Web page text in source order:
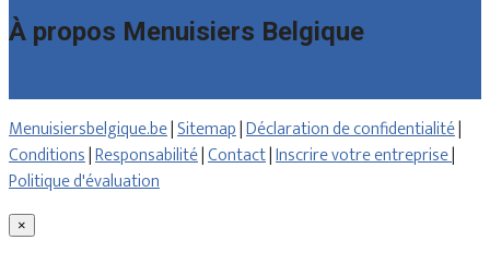
À propos Menuisiers Belgique
Menuisiersbelgique.be|Sitemap|Déclaration de confidentialité|
Conditions|Responsabilité|Contact|Inscrire votre entreprise|
Politique d'évaluation
×